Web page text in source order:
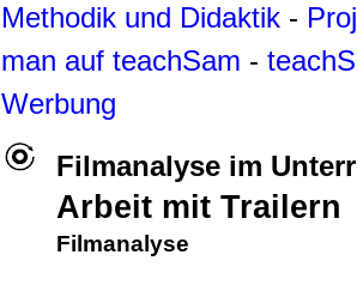
Methodik und Didaktik -
man auf teachSam -
Werbung
Filmanalyse im
Arbeit mit Trailern
Filmanalyse